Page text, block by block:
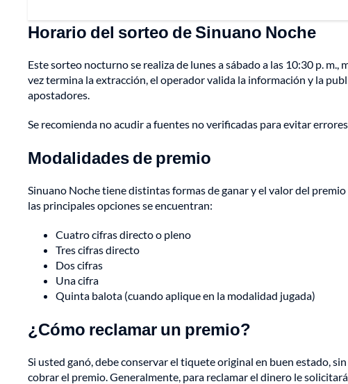
Horario del sorteo de Sinuano Noche
Este sorteo nocturno se realiza de lunes a sábado a las 10:30 p.
vez termina la extracción, el operador valida la información y la
apostadores.
Se recomienda no acudir a fuentes no verificadas para evitar
Modalidades de premio
Sinuano Noche tiene distintas formas de ganar y el valor del
las principales opciones se encuentran:
Cuatro cifras directo o pleno
Tres cifras directo
Dos cifras
Una cifra
Quinta balota (cuando aplique en la modalidad jugada)
¿Cómo reclamar un premio?
Si usted ganó, debe conservar el tiquete original en buen estado,
cobrar el premio. Generalmente, para reclamar el dinero le